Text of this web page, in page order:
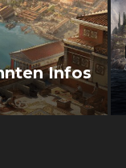
Infos